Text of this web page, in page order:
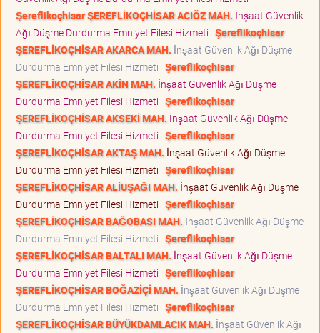
Şereflikoçhisar ŞEREFLİKOÇHİSAR ACIÖZ MAH. İnşaat Güvenlik
Ağı Düşme Durdurma Emniyet Filesi Hizmeti Şereflikoçhisar
ŞEREFLİKOÇHİSAR AKARCA MAH. İnşaat Güvenlik Ağı Düşme
Durdurma Emniyet Filesi Hizmeti Şereflikoçhisar
ŞEREFLİKOÇHİSAR AKİN MAH. İnşaat Güvenlik Ağı Düşme
Durdurma Emniyet Filesi Hizmeti Şereflikoçhisar
ŞEREFLİKOÇHİSAR AKSEKİ MAH. İnşaat Güvenlik Ağı Düşme
Durdurma Emniyet Filesi Hizmeti Şereflikoçhisar
ŞEREFLİKOÇHİSAR AKTAŞ MAH. İnşaat Güvenlik Ağı Düşme
Durdurma Emniyet Filesi Hizmeti Şereflikoçhisar
ŞEREFLİKOÇHİSAR ALİUŞAĞI MAH. İnşaat Güvenlik Ağı Düşme
Durdurma Emniyet Filesi Hizmeti Şereflikoçhisar
ŞEREFLİKOÇHİSAR BAĞOBASI MAH. İnşaat Güvenlik Ağı Düşme
Durdurma Emniyet Filesi Hizmeti Şereflikoçhisar
ŞEREFLİKOÇHİSAR BALTALI MAH. İnşaat Güvenlik Ağı Düşme
Durdurma Emniyet Filesi Hizmeti Şereflikoçhisar
ŞEREFLİKOÇHİSAR BOĞAZİÇİ MAH. İnşaat Güvenlik Ağı Düşme
Durdurma Emniyet Filesi Hizmeti Şereflikoçhisar
ŞEREFLİKOÇHİSAR BÜYÜKDAMLACIK MAH. İnşaat Güvenlik Ağı